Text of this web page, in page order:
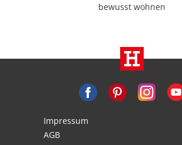
bewusst wohnen
Impressum
AGB